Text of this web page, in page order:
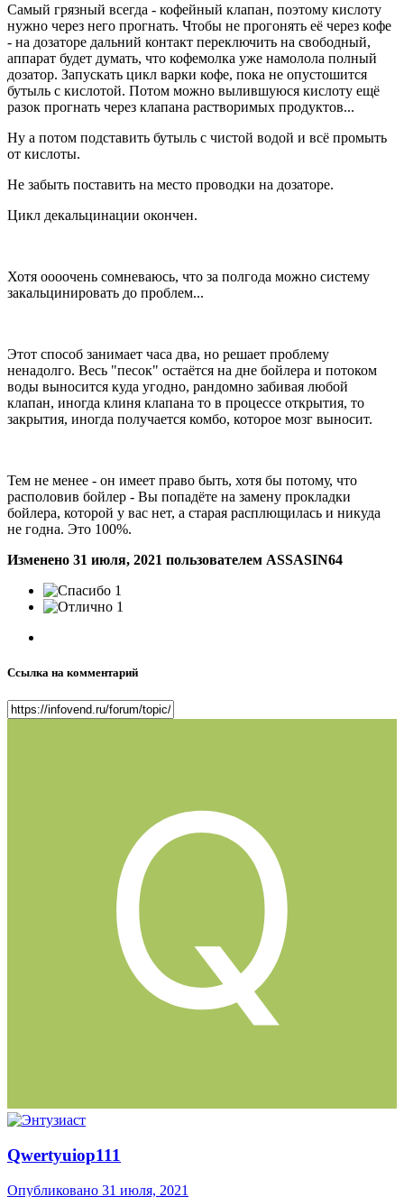
Самый грязный всегда - кофейный клапан, поэтому кислоту
нужно через него прогнать. Чтобы не прогонять её через кофе
- на дозаторе дальний контакт переключить на свободный,
аппарат будет думать, что кофемолка уже намолола полный
дозатор. Запускать цикл варки кофе, пока не опустошится
бутыль с кислотой. Потом можно вылившуюся кислоту ещё
разок прогнать через клапана растворимых продуктов...
Ну а потом подставить бутыль с чистой водой и всё промыть
от кислоты.
Не забыть поставить на место проводки на дозаторе.
Цикл декальцинации окончен.
Хотя оооочень сомневаюсь, что за полгода можно систему
закальцинировать до проблем...
Этот способ занимает часа два, но решает проблему
ненадолго. Весь "песок" остаётся на дне бойлера и потоком
воды выносится куда угодно, рандомно забивая любой
клапан, иногда клиня клапана то в процессе открытия, то
закрытия, иногда получается комбо, которое мозг выносит.
Тем не менее - он имеет право быть, хотя бы потому, что
располовив бойлер - Вы попадёте на замену прокладки
бойлера, которой у вас нет, а старая расплющилась и никуда
не годна. Это 100%.
Изменено 31 июля, 2021 пользователем ASSASIN64
1
1
Ссылка на комментарий
Qwertyuiop111
Опубликовано 31 июля, 2021